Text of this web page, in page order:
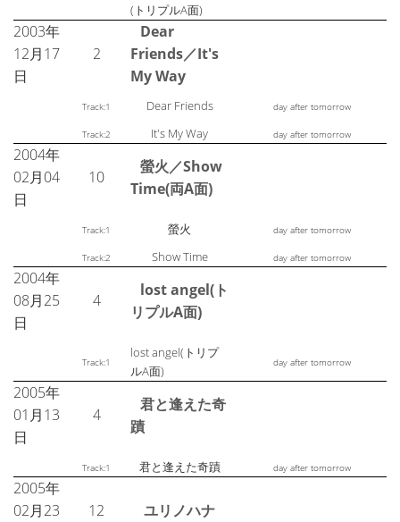
(トリプルA面)
2003年
12月17
日
2
Dear
Friends／It's
My Way
Track:1 Dear Friends day after tomorrow
Track:2 It's My Way day after tomorrow
2004年
02月04
日
10
螢火／Show
Time(両A面)
Track:1 螢火 day after tomorrow
Track:2 Show Time day after tomorrow
2004年
08月25
日
4
lost angel(ト
リプルA面)
Track:1
lost angel(トリプ
ルA面)
day after tomorrow
2005年
01月13
日
4
君と逢えた奇
蹟
Track:1 君と逢えた奇蹟 day after tomorrow
2005年
02月23
12 ユリノハナ